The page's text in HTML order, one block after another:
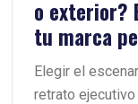
o exterior?
tu marca
Elegir el
retrato